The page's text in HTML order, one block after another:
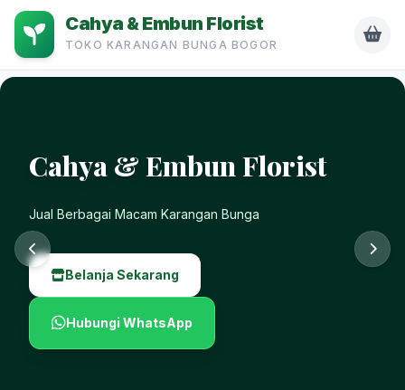
Cahya & Embun Florist
TOKO KARANGAN BUNGA BOGOR
Cahya & Embun
Murah, Mudah, Dan Cepat